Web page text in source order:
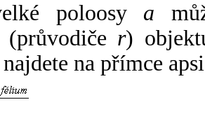
poloosy a
(průvodiče r)
na přímce